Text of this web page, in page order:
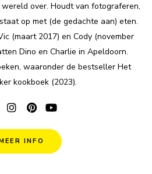
over. Houdt van fotograferen,
op met (de gedachte aan) eten.
(maart 2017) en Cody (november
Dino en Charlie in Apeldoorn.
waaronder de bestseller Het
kookboek (2023).
INFO